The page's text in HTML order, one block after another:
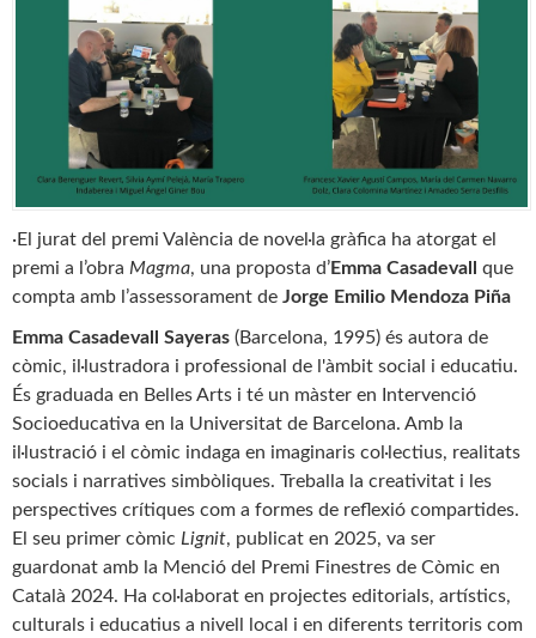
·El jurat del premi València de novel·la gràfica ha atorgat el
premi a l’obra Magma, una proposta d’Emma Casadevall que
compta amb l’assessorament de Jorge Emilio Mendoza Piña
Emma Casadevall Sayeras (Barcelona, 1995) és autora de
còmic, il·lustradora i professional de l'àmbit social i educatiu.
És graduada en Belles Arts i té un màster en Intervenció
Socioeducativa en la Universitat de Barcelona. Amb la
il·lustració i el còmic indaga en imaginaris col·lectius, realitats
socials i narratives simbòliques. Treballa la creativitat i les
perspectives crítiques com a formes de reflexió compartides.
El seu primer còmic Lignit, publicat en 2025, va ser
guardonat amb la Menció del Premi Finestres de Còmic en
Català 2024. Ha col·laborat en projectes editorials, artístics,
culturals i educatius a nivell local i en diferents territoris com